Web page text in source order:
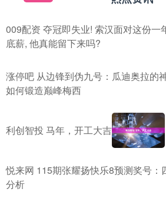
009配资 夺冠即失业! 索汉面对这份一
底薪, 他真能留下来吗?
涨停吧 从边锋到伪九号：瓜迪奥拉的
如何锻造巅峰梅西
利创智投 马年，开工大吉
悦来网 115期张耀扬快乐8预测奖号：
分析